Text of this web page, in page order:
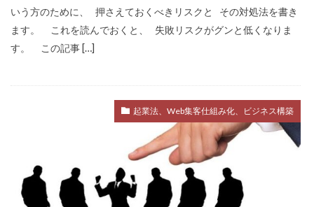
いう方のために、 押さえておくべきリスクと その対処法を書き
ます。 これを読んでおくと、 失敗リスクがグンと低くなりま
す。 この記事 […]
起業法、Web集客仕組み化、ビジネス構築
対策
営業
確定申告
Webマーケティング
独立
成功
個人事業
集客コンサル
Web
コンテンツ作成
モチベーション
ビジネスモデル
広告
SEO
コーチング
商品作り
プラス思考